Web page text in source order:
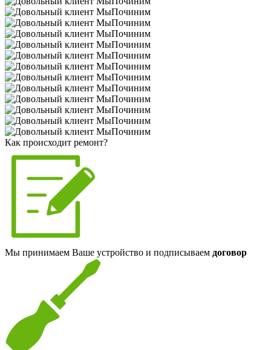
Как происходит ремонт?
Мы принимаем Ваше устройство и подписываем договор